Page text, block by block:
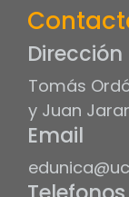
Dirección
Tomás
y Juan
Email